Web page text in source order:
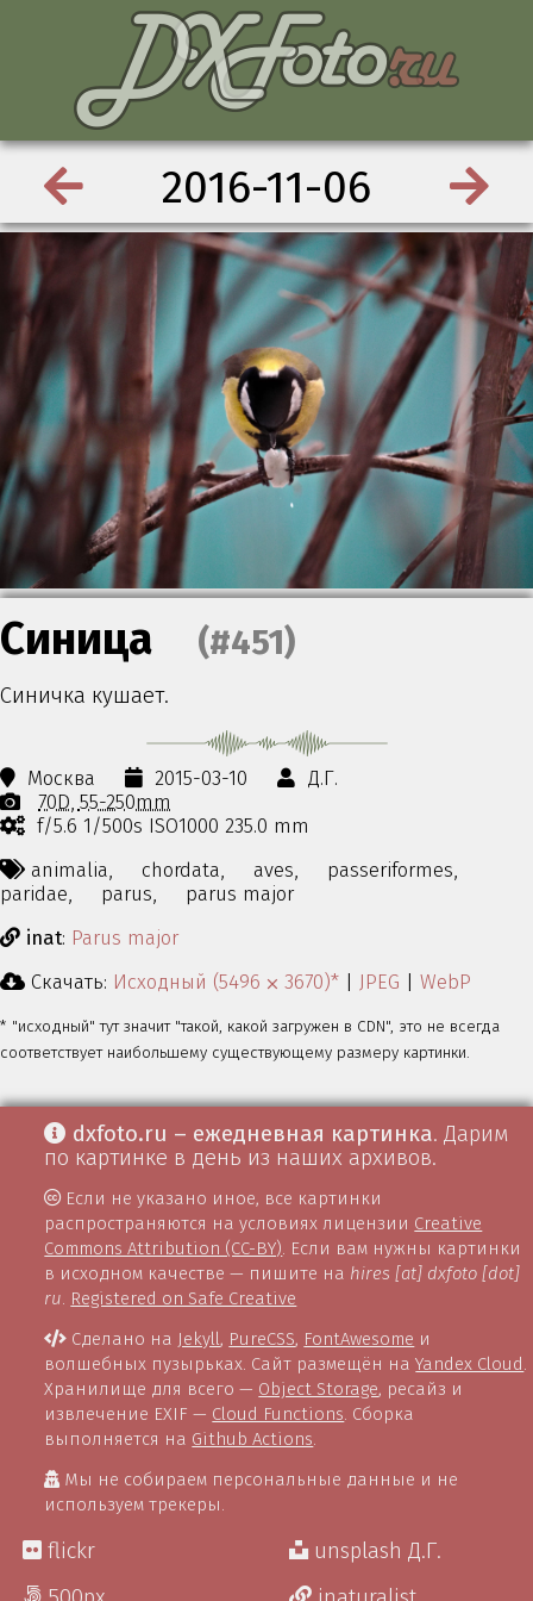
2016-11-06
Синица (#451)
Синичка кушает.
Москва 2015-03-10
Д.Г.
70D 55-250mm
f/5.6 1/500s ISO1000 235.0 mm
animalia,
chordata, aves,
passeriformes,
paridae,
parus,
parus major
inat: Parus major
Скачать: Исходный (5496 ⨉ 3670)* | JPEG | WebP
* "исходный" тут значит "такой, какой загружен в CDN", это не всегда
соответствует наибольшему существующему размеру картинки.
dxfoto.ru – ежедневная картинка. Дарим
по картинке в день из наших архивов.
Если не указано иное, все картинки
распространяются на условиях лицензии Creative
Commons Attribution (CC-BY). Если вам нужны картинки
в исходном качестве — пишите на hires [at] dxfoto [dot]
ru. Registered on Safe Creative
Сделано на Jekyll, PureCSS, FontAwesome и
волшебных пузырьках. Сайт размещён наYandex Cloud .
Хранилище для всего — Object Storage, ресайз и
извлечение EXIF — Cloud Functions. Сборка
выполняется на Github Actions.
Мы не собираем персональные данные и не
используем трекеры.
flickr
unsplash Д.Г.